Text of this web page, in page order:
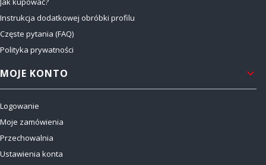
Instrukcja dodatkowej obróbki profilu
Częste pytania (FAQ)
Polityka prywatności
MOJE KONTO
Logowanie
Moje zamówienia
Przechowalnia
Ustawienia konta